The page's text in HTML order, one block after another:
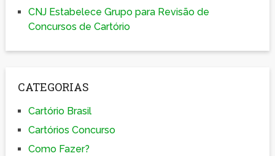
CNJ Estabelece Grupo para Revisão de
Concursos de Cartório
CATEGORIAS
Cartório Brasil
Cartórios Concurso
Como Fazer?